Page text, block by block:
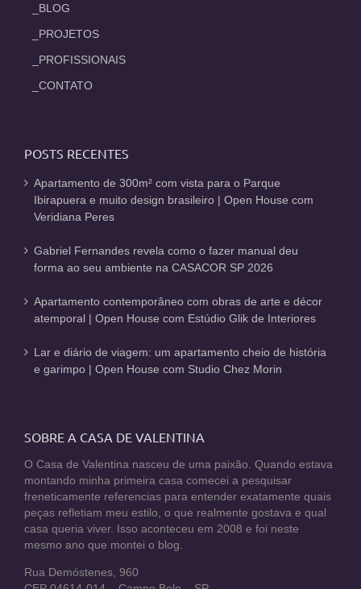
_BLOG
_PROJETOS
_PROFISSIONAIS
_CONTATO
POSTS RECENTES
Apartamento de 300m² com vista para o Parque
Ibirapuera e muito design brasileiro | Open House com
Veridiana Peres
Gabriel Fernandes revela como o fazer manual deu
forma ao seu ambiente na CASACOR SP 2026
Apartamento contemporâneo com obras de arte e décor
atemporal | Open House com Estúdio Glik de Interiores
Lar e diário de viagem: um apartamento cheio de história
e garimpo | Open House com Studio Chez Morin
SOBRE A CASA DE VALENTINA
O Casa de Valentina nasceu de uma paixão. Quando estava
montando minha primeira casa comecei a pesquisar
freneticamente referencias para entender exatamente quais
peças refletiam meu estilo, o que realmente gostava e qual
casa queria viver. Isso aconteceu em 2008 e foi neste
mesmo ano que montei o blog.
Rua Demóstenes, 960